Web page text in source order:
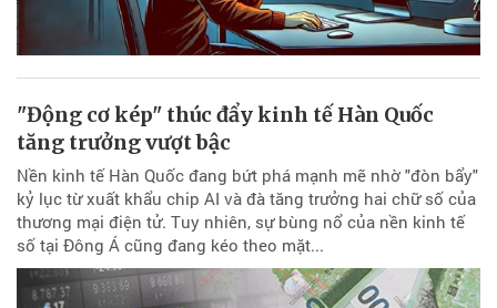
"Động cơ kép" thúc đẩy kinh tế Hàn Quốc
tăng trưởng vượt bậc
Nền kinh tế Hàn Quốc đang bứt phá mạnh mẽ nhờ "đòn bẩy"
kỷ lục từ xuất khẩu chip AI và đà tăng trưởng hai chữ số của
thương mại điện tử. Tuy nhiên, sự bùng nổ của nền kinh tế
số tại Đông Á cũng đang kéo theo mặt...